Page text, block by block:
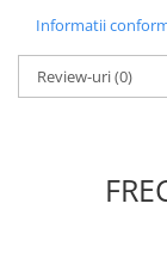
Informatii
Review-uri(0)